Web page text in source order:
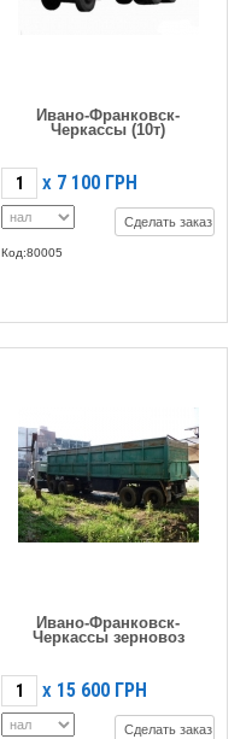
Ивано-Франковск-
Черкассы (10т)
X 7 100 ГРН
Сделать заказ
Код:80005
Ивано-Франковск-
Черкассы зерновоз
X 15 600 ГРН
Сделать заказ